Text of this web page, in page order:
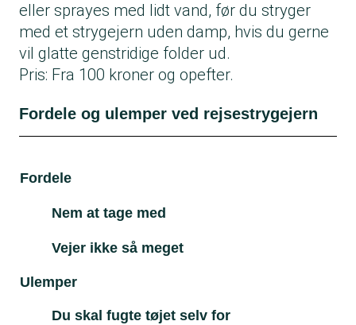
eller sprayes med lidt vand, før du stryger
med et strygejern uden damp, hvis du gerne
vil glatte genstridige folder ud.
Pris: Fra 100 kroner og opefter.
Fordele og ulemper ved rejsestrygejern
Fordele
Nem at tage med
Vejer ikke så meget
Ulemper
Du skal fugte tøjet selv for